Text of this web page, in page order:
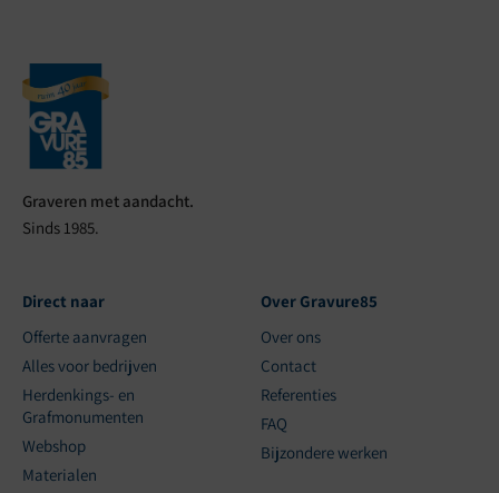
Graveren met aandacht.
Sinds 1985.
Direct naar
Offerte aanvragen
Alles voor bedrijven
Herdenkings- en
Grafmonumenten
Webshop
Materialen
Over Gravure85
Over ons
Contact
Referenties
FAQ
Bijzondere werken